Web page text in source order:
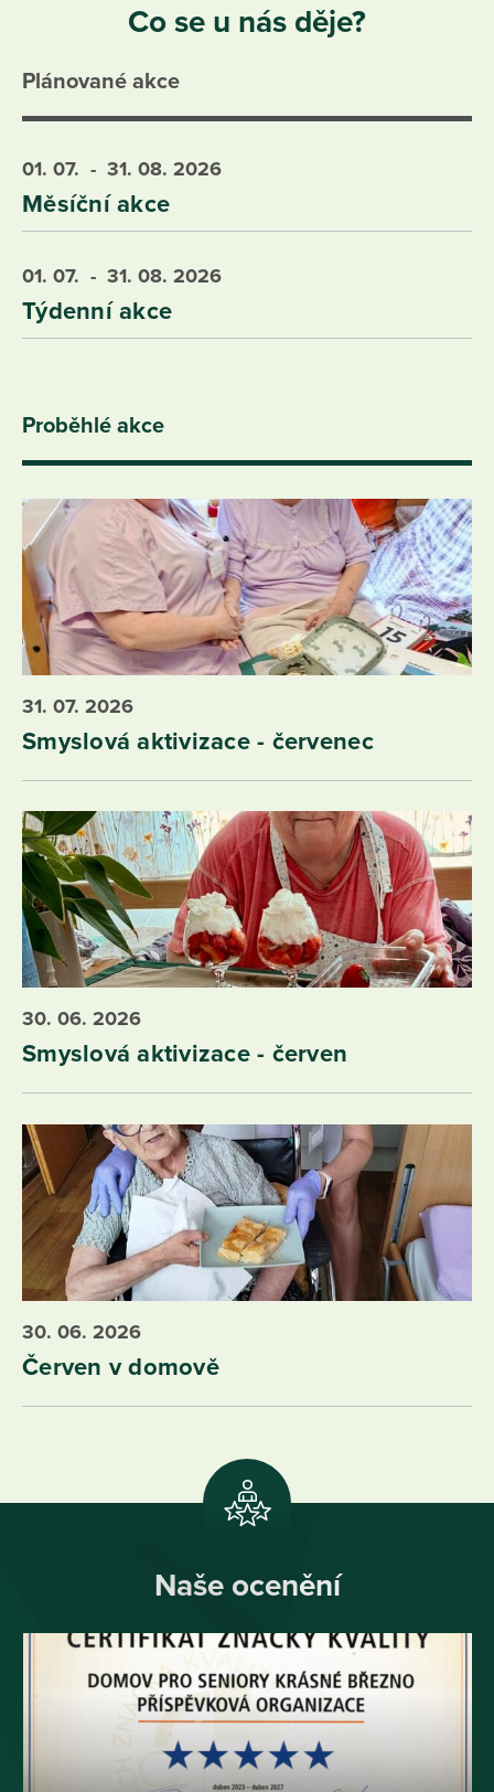
Co se u nás děje?
Plánované akce
01. 07. - 31. 08. 2026
Měsíční akce
01. 07. - 31. 08. 2026
Týdenní akce
Proběhlé akce
31. 07. 2026
Smyslová aktivizace - červenec
30. 06. 2026
Smyslová aktivizace - červen
30. 06. 2026
Červen v domově
Naše ocenění